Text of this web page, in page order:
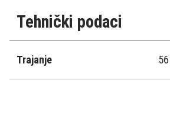
Tehnički podaci
Trajanje 56